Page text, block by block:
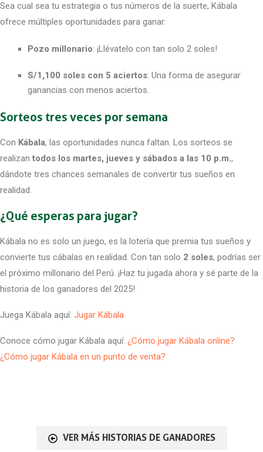
Sea cual sea tu estrategia o tus números de la suerte, Kábala
ofrece múltiples oportunidades para ganar:
Pozo millonario: ¡Llévatelo con tan solo 2 soles!
S/1,100 soles con 5 aciertos: Una forma de asegurar
ganancias con menos aciertos.
Sorteos tres veces por semana
Con Kábala, las oportunidades nunca faltan. Los sorteos se
realizan todos los martes, jueves y sábados a las 10 p.m.,
dándote tres chances semanales de convertir tus sueños en
realidad.
¿Qué esperas para jugar?
Kábala no es solo un juego, es la lotería que premia tus sueños y
convierte tus cábalas en realidad. Con tan solo 2 soles, podrías ser
el próximo millonario del Perú. ¡Haz tu jugada ahora y sé parte de la
historia de los ganadores del 2025!
Juega Kábala aquí: Jugar Kábala
Conoce cómo jugar Kábala aquí: ¿Cómo jugar Kábala online?
¿Cómo jugar Kábala en un punto de venta?
VER MÁS HISTORIAS DE GANADORES